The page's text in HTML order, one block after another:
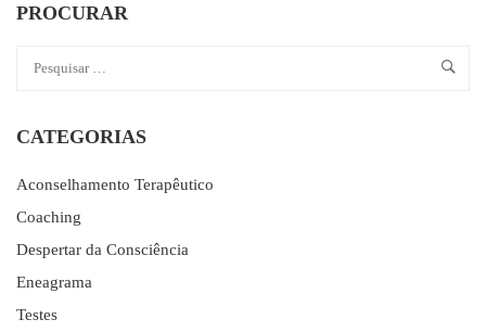
PROCURAR
CATEGORIAS
Aconselhamento Terapêutico
Coaching
Despertar da Consciência
Eneagrama
Testes